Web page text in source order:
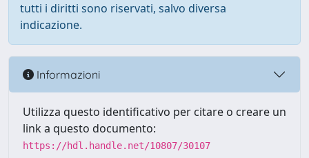
tutti i diritti sono riservati, salvo diversa
indicazione.
Informazioni
Utilizza questo identificativo per citare o creare un
link a questo documento:
https://hdl.handle.net/10807/30107